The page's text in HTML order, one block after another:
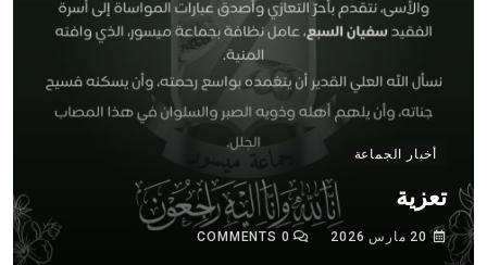
أخبار الجماعة
تعزية
20 مارس 2026 0